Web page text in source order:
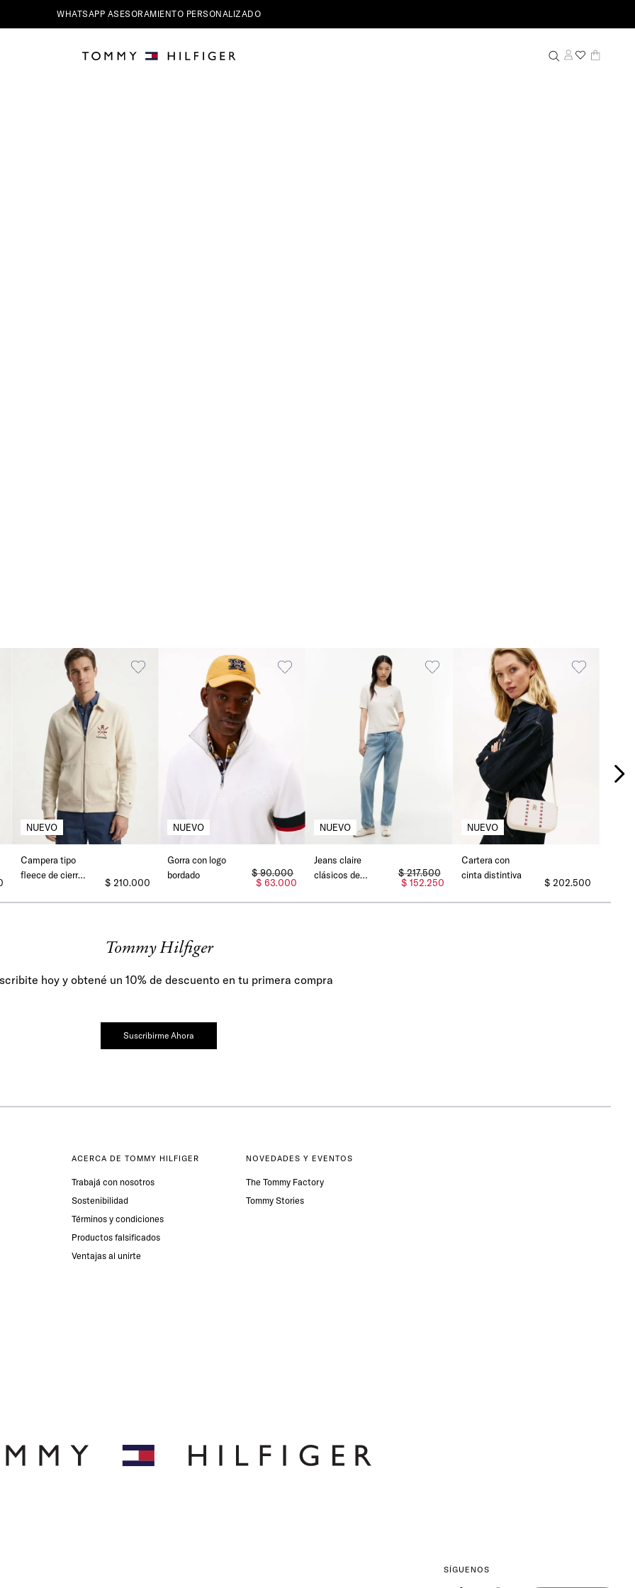
WHATSAPP ASESORAMIENTO PERSONALIZADO
Campera tipo
fleece de cierre
$ 210.000
Gorra con logo
bordado
$ 63.000
$90.000
Jeans claire
clásicos de
$ 152.250
$217.500
Cartera con
cinta distintiva
$ 202.500
Tommy Hilfiger
hoy y obtené un 10% de descuento en tu primera compra
Suscribirme Ahora
ACERCA DE TOMMY HILFIGER
Trabajá con nosotros
Sostenibilidad
Términos y condiciones
Productos falsificados
Ventajas al unirte
NOVEDADES Y EVENTOS
The Tommy Factory
Tommy Stories
SÍGUENOS